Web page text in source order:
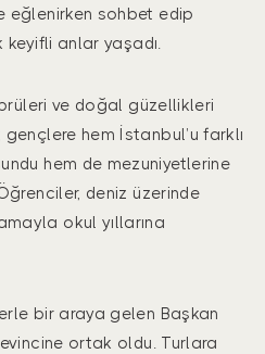
eğlenirken sohbet edip
keyifli anlar yaşadı.
ve doğal güzellikleri
hem İstanbul’u farklı
hem de mezuniyetlerine
deniz üzerinde
okul yıllarına
bir araya gelen Başkan
ortak oldu. Turlara